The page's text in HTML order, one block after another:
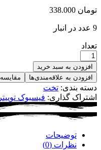
تومان
9 عدد در انبار
تعداد
افزودن به سبد خرید
افزودن به علاقه‌مندی‌ها
مقایسه
دسته بندی: تخت
اشتراک گذاری: فیسبوک توییتر
توضیحات
نظرات (0)